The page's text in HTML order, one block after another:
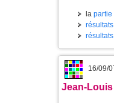
la partie
16/09/
Jean-